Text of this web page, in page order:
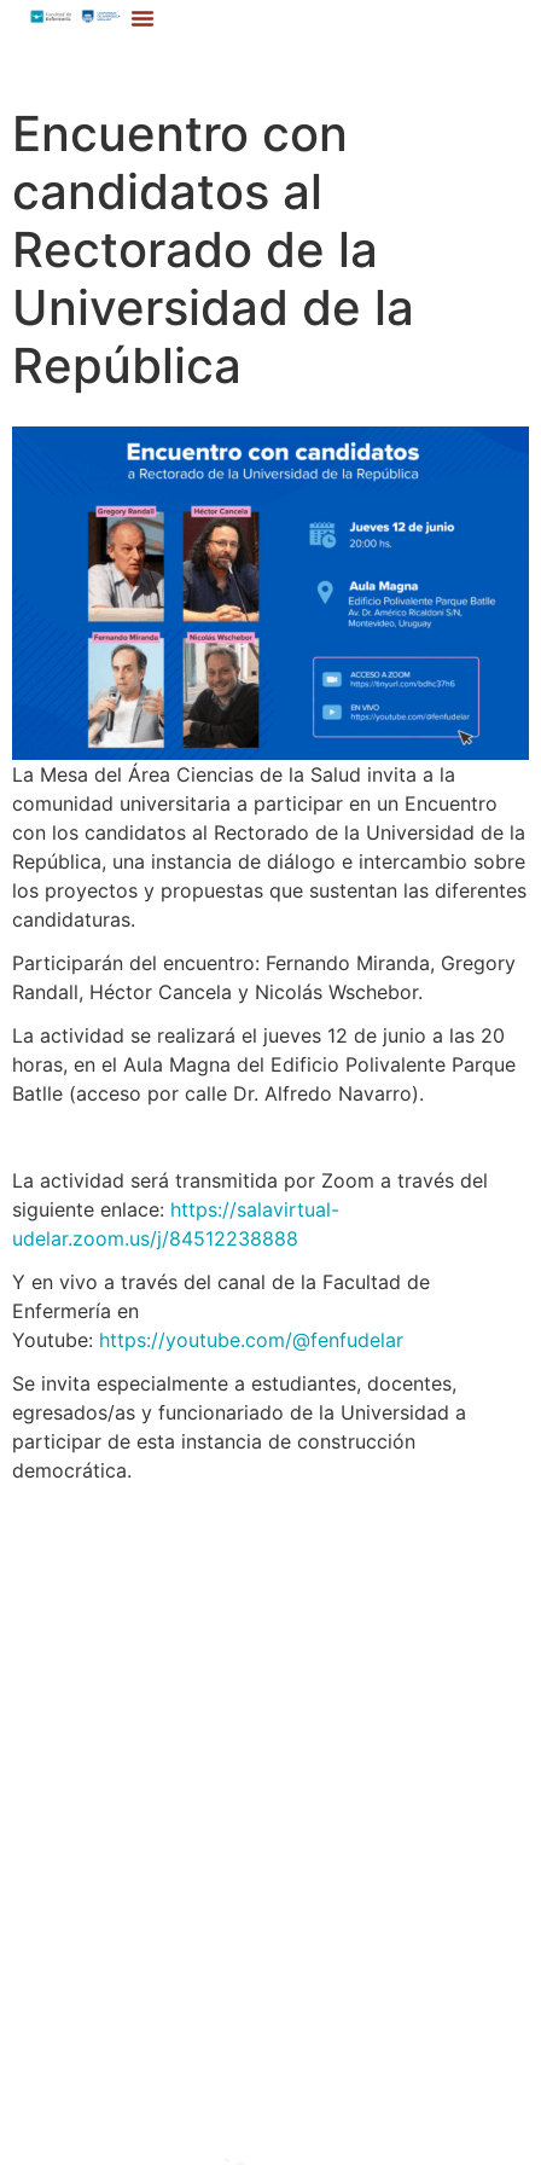
Encuentro con
candidatos al
Rectorado de la
Universidad de la
República
La Mesa del Área Ciencias de la Salud invita a la
comunidad universitaria a participar en un Encuentro
con los candidatos al Rectorado de la Universidad de la
República, una instancia de diálogo e intercambio sobre
los proyectos y propuestas que sustentan las diferentes
candidaturas.
Participarán del encuentro: Fernando Miranda, Gregory
Randall, Héctor Cancela y Nicolás Wschebor.
La actividad se realizará el jueves 12 de junio a las 20
horas, en el Aula Magna del Edificio Polivalente Parque
Batlle (acceso por calle Dr. Alfredo Navarro).
La actividad será transmitida por Zoom a través del
siguiente enlace: https://salavirtual-
udelar.zoom.us/j/84512238888
Y en vivo a través del canal de la Facultad de
Enfermería en
Youtube: https://youtube.com/@fenfudelar
Se invita especialmente a estudiantes, docentes,
egresados/as y funcionariado de la Universidad a
participar de esta instancia de construcción
democrática.